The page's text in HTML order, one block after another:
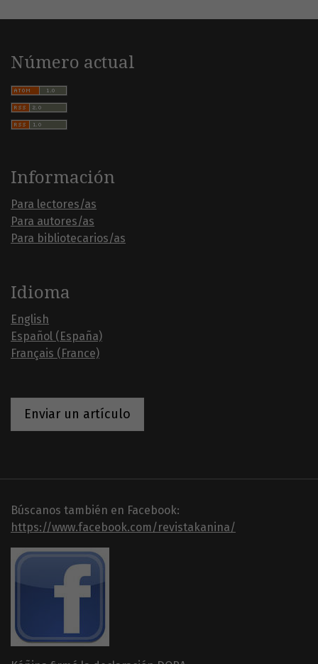
Número actual
Información
Para lectores/as
Para autores/as
Para bibliotecarios/as
Idioma
English
Español (España)
Français (France)
Enviar un artículo
Búscanos también en Facebook:
https://www.facebook.com/revistakanina/